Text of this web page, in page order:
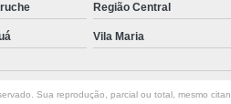
Região Central
Vila Maria
Sua reprodução, parcial ou total, mesmo